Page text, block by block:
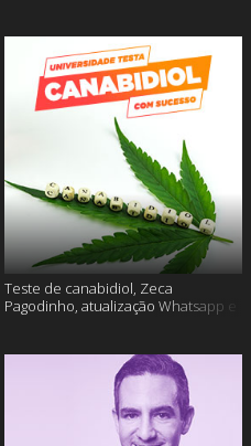
Teste de canabidiol, Zeca
Pagodinho, atualização Whatsapp e